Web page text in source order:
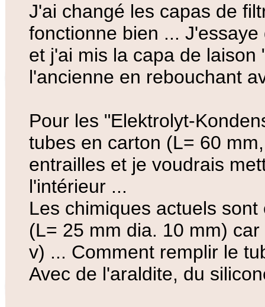
J'ai changé les capas de
fonctionne bien ...
et j'ai mis la capa de
l'ancienne en rebouchant
Pour les "Elektrolyt-
tubes en carton (L= 60
entrailles et je voudrais
l'intérieur ...
Les chimiques actuels
(L= 25 mm dia. 10 mm)
v) ... Comment remplir le
Avec de l'araldite, du